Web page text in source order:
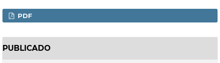
PDF
PUBLICADO